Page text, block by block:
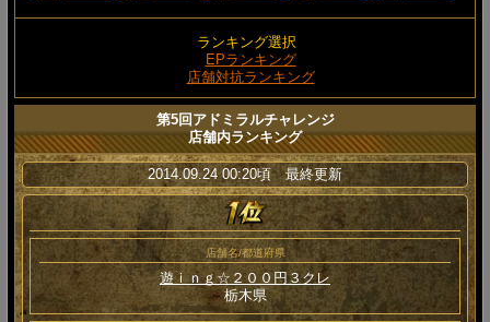
ランキング選択
EPランキング
店舗対抗ランキング
第5回アドミラルチャレンジ
店舗内ランキング
2014.09.24 00:20頃 最終更新
店舗名/都道府県
遊ｉｎｇ☆２００円３クレ
栃木県